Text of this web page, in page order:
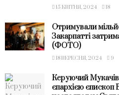
15 КВІТНЯ, 2024 18
Отримували
Закарпатті
(ФОТО)
18 ВЕРЕСНЯ, 2024 9
Керуючий
єпархією єпископ